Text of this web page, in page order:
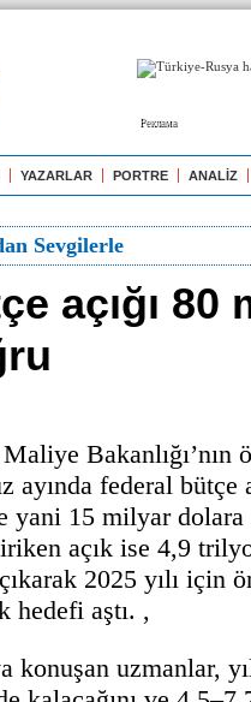
Реклама
YAZARLAR PORTRE ANALİZ
Sevgilerle
açığı 80
Bakanlığı’nın
ayında federal bütçe
yani 15 milyar dolara
açık ise 4,9
2025 yılı için
hedefi aştı. ,
konuşan uzmanlar,